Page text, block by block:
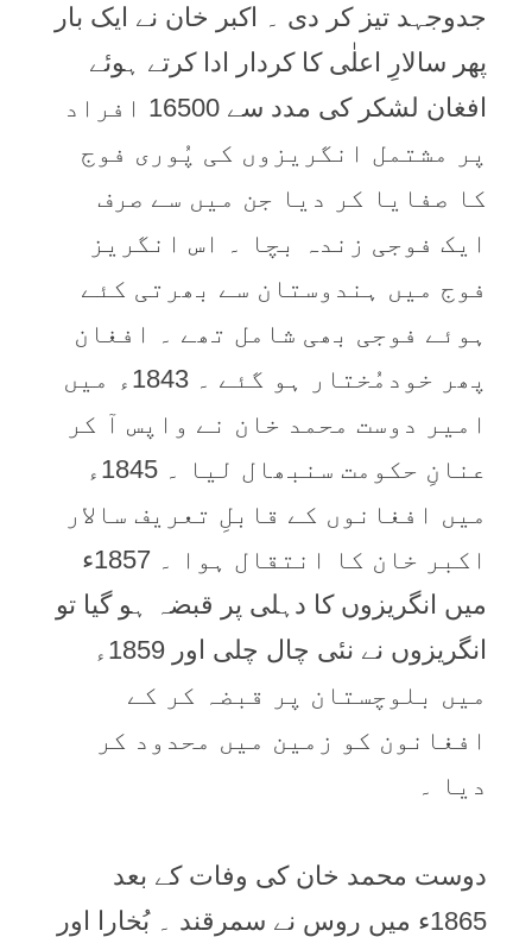
جدوجہد تیز کر دی ۔ اکبر خان نے ایک بار
پھر سالارِ اعلٰی کا کردار ادا کرتے ہوئے
افغان لشکر کی مدد سے 16500 افراد
پر مشتمل انگریزوں کی پُوری فوج
کا صفایا کر دیا جن میں سے صرف
ایک فوجی زندہ بچا ۔ اس انگریز
فوج میں ہندوستان سے بھرتی کئے
ہوئے فوجی بھی شامل تھے ۔ افغان
پھر خودمُختار ہو گئے ۔ 1843ء میں
امیر دوست محمد خان نے واپس آ کر
عنانِ حکومت سنبھال لیا ۔ 1845ء
میں افغانوں کے قابلِ تعریف سالار
اکبر خان کا انتقال ہوا ۔ 1857ء
میں انگریزوں کا دہلی پر قبضہ ہو گیا تو
انگریزوں نے نئی چال چلی اور 1859ء
میں بلوچستان پر قبضہ کر کے
افغانون کو زمین میں محدود کر
دیا ۔
دوست محمد خان کی وفات کے بعد
1865ء میں روس نے سمرقند ۔ بُخارا اور